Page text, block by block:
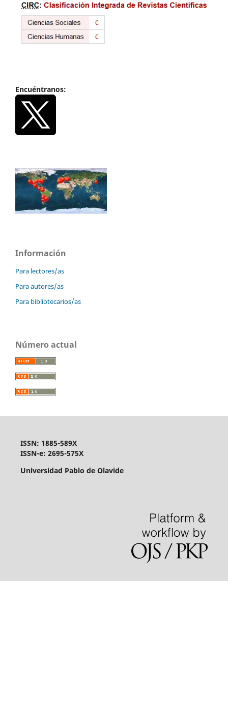
Encuéntranos:
Información
Para lectores/as
Para autores/as
Para bibliotecarios/as
Número actual
ISSN: 1885-589X
ISSN-e: 2695-575X
Universidad Pablo de Olavide